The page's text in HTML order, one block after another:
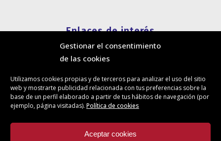
Gestionar el consentimiento
de las cookies
Utilizamos cookies propias y de terceros para analizar el uso del sitio
web y mostrarte publicidad relacionada con tus preferencias sobre la
base de un perfil elaborado a partir de tus hábitos de navegación (por
ejemplo, página visitadas). Política de cookies
Aceptar cookies
Enlaces de interés
Política de cookies
Política de privacidad
Canal de denuncias
Protección de privacidad en redes sociales
Síguenos